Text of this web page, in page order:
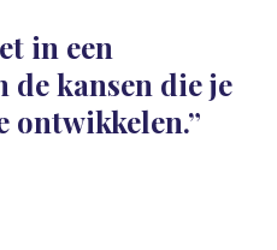
in een
kansen die je
ontwikkelen.”